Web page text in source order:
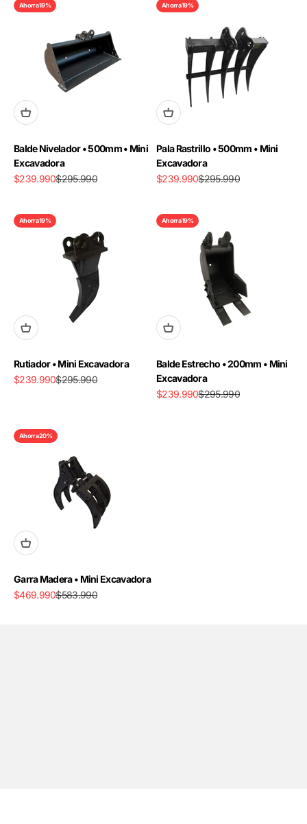
Ahorra 19%
Balde Nivelador • 500mm • Mini
Excavadora
Precio de oferta
$239.990Precio normal
$295.990
Ahorra 19%
Pala Rastrillo • 500mm • Mini
Excavadora
Precio de oferta
$239.990Precio normal
$295.990
Ahorra 19%
Rutiador • Mini Excavadora
Precio de oferta
$239.990Precio normal
$295.990
Ahorra 19%
Balde Estrecho • 200mm • Mini
Excavadora
Precio de oferta
$239.990Precio normal
$295.990
Ahorra 20%
Garra Madera • Mini Excavadora
Precio de oferta
$469.990Precio normal
$583.990